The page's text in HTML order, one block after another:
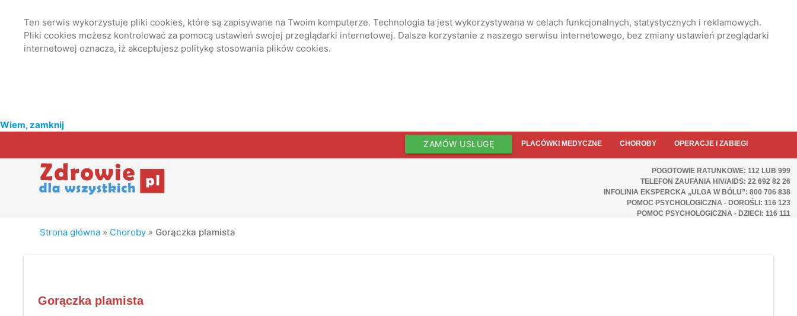
Ten serwis wykorzystuje pliki cookies, które są zapisywane na Twoim komputerze. Technologia ta jest wykorzystywana w celach funkcjonalnych, statystycznych i reklamowych.
Pliki cookies możesz kontrolować za pomocą ustawień swojej przeglądarki internetowej. Dalsze korzystanie z naszego serwisu internetowego, bez zmiany ustawień przeglądarki
internetowej oznacza, iż akceptujesz politykę stosowania plików cookies.
Wiem, zamknij
ZAMÓW USŁUGĘ PLACÓWKI MEDYCZNE CHOROBY OPERACJE I ZABIEGI
POGOTOWIE RATUNKOWE: 112 LUB 999
TELEFON ZAUFANIA HIV/AIDS: 22 692 82 26
INFOLINIA EKSPERCKA „ULGA W BÓLU”: 800 706 838
POMOC PSYCHOLOGICZNA - DOROŚLI: 116 123
POMOC PSYCHOLOGICZNA - DZIECI: 116 111
Strona główna » Choroby » Gorączka plamista
Gorączka plamista